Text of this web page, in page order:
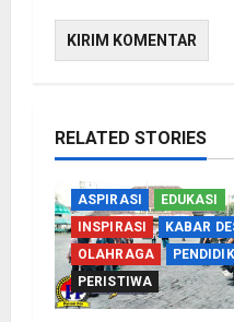
RELATED STORIES
ASPIRASI
EDUKASI
INSPIRASI
KABAR
OLAHRAGA
PERISTIWA